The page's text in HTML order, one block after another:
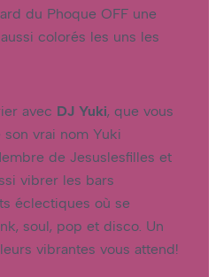
du Phoque OFF une
colorés les uns les
avec DJ Yuki, que vous
vrai nom Yuki
de Jesuslesfilles et
vibrer les bars
éclectiques où se
soul, pop et disco. Un
vibrantes vous attend!